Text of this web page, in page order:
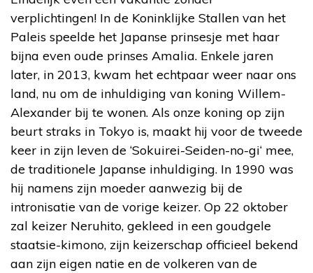
verplichtingen! In de Koninklijke Stallen van het
Paleis speelde het Japanse prinsesje met haar
bijna even oude prinses Amalia. Enkele jaren
later, in 2013, kwam het echtpaar weer naar ons
land, nu om de inhuldiging van koning Willem-
Alexander bij te wonen. Als onze koning op zijn
beurt straks in Tokyo is, maakt hij voor de tweede
keer in zijn leven de ‘Sokuirei-Seiden-no-gi‘ mee,
de traditionele Japanse inhuldiging. In 1990 was
hij namens zijn moeder aanwezig bij de
intronisatie van de vorige keizer. Op 22 oktober
zal keizer Neruhito, gekleed in een goudgele
staatsie-kimono, zijn keizerschap officieel bekend
aan zijn eigen natie en de volkeren van de